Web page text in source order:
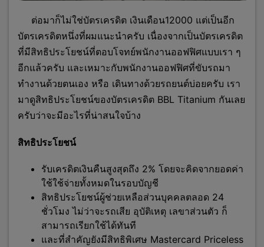
ต่อมาก็ไม่ใช่บัตรเครดิต เงินเดือน12000 แต่เป็นอีก
บัตรเครดิตหนึ่งที่ผมแนะนำครับ เนื่องจากเป็นบัตรเครดิต
ที่มีสิทธิประโยชน์ที่ตอบโจทย์พนักงานออฟฟิศแบบเรา ๆ
อีกแล้วครับ และเหมาะกับพนักงานออฟฟิศที่ขับรถมา
ทำงานด้วยตนเอง หรือ เดินทางด้วยรถยนต์บ่อยครับ เรา
มาดูสิทธิประโยชน์ของบัตรเครดิต BBL Titanium กันเลย
ครับว่าจะมีอะไรที่น่าสนใจบ้าง
สิทธิประโยชน์
รับเครดิตเงินคืนสูงสุดถึง 2% โดยจะคิดจากยอดค่า
ใช้ใช้จ่ายทั้งหมดในรอบบัญชี
สิทธิประโยชน์ผู้ช่วยเหลือส่วนบุคคลตลอด 24
ชั่วโมง ไม่ว่าจะรถเสีย อุบัติเหตุ เลขาส่วนตัว ก็
สามารถเรียกใช้ได้ทันที
และที่สำคัญยังมีสิทธิพิเศษ Mastercard Priceless